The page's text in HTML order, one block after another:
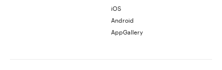
iOS
Android
AppGallery